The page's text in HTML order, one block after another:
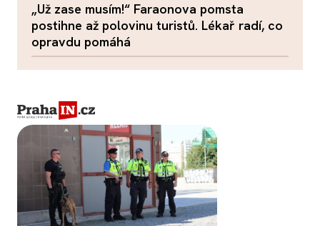
„Už zase musím!“ Faraonova pomsta
postihne až polovinu turistů. Lékař radí, co
opravdu pomáhá